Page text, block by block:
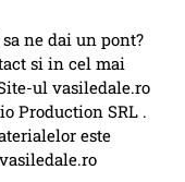
ne dai un pont?
si in cel mai
ul vasiledale.ro
Production SRL .
este